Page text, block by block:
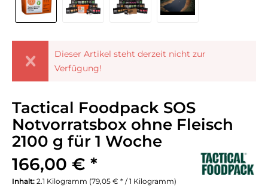
Dieser Artikel steht derzeit nicht zur
Verfügung!
Tactical Foodpack SOS
Notvorratsbox ohne Fleisch
2100 g für 1 Woche
166,00 € *
Inhalt: 2.1 Kilogramm (79,05 € * / 1 Kilogramm)